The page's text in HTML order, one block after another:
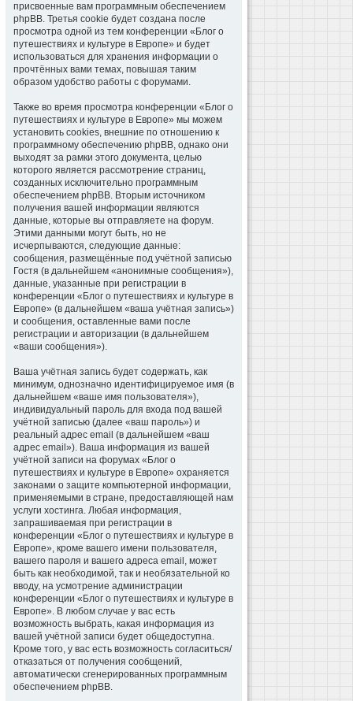
присвоенные вам программным обеспечением
phpBB. Третья cookie будет создана после
просмотра одной из тем конференции «Блог о
путешествиях и культуре в Европе» и будет
использоваться для хранения информации о
прочтённых вами темах, повышая таким
образом удобство работы с форумами.
Также во время просмотра конференции «Блог о
путешествиях и культуре в Европе» мы можем
установить cookies, внешние по отношению к
программному обеспечению phpBB, однако они
выходят за рамки этого документа, целью
которого является рассмотрение страниц,
созданных исключительно программным
обеспечением phpBB. Вторым источником
получения вашей информации являются
данные, которые вы отправляете на форум.
Этими данными могут быть, но не
исчерпываются, следующие данные:
сообщения, размещённые под учётной записью
Гостя (в дальнейшем «анонимные сообщения»),
данные, указанные при регистрации в
конференции «Блог о путешествиях и культуре в
Европе» (в дальнейшем «ваша учётная запись»)
и сообщения, оставленные вами после
регистрации и авторизации (в дальнейшем
«ваши сообщения»).
Ваша учётная запись будет содержать, как
минимум, однозначно идентифицируемое имя (в
дальнейшем «ваше имя пользователя»),
индивидуальный пароль для входа под вашей
учётной записью (далее «ваш пароль») и
реальный адрес email (в дальнейшем «ваш
адрес email»). Ваша информация из вашей
учётной записи на форумах «Блог о
путешествиях и культуре в Европе» охраняется
законами о защите компьютерной информации,
применяемыми в стране, предоставляющей нам
услуги хостинга. Любая информация,
запрашиваемая при регистрации в
конференции «Блог о путешествиях и культуре в
Европе», кроме вашего имени пользователя,
вашего пароля и вашего адреса email, может
быть как необходимой, так и необязательной ко
вводу, на усмотрение администрации
конференции «Блог о путешествиях и культуре в
Европе». В любом случае у вас есть
возможность выбрать, какая информация из
вашей учётной записи будет общедоступна.
Кроме того, у вас есть возможность согласиться/
отказаться от получения сообщений,
автоматически сгенерированных программным
обеспечением phpBB.